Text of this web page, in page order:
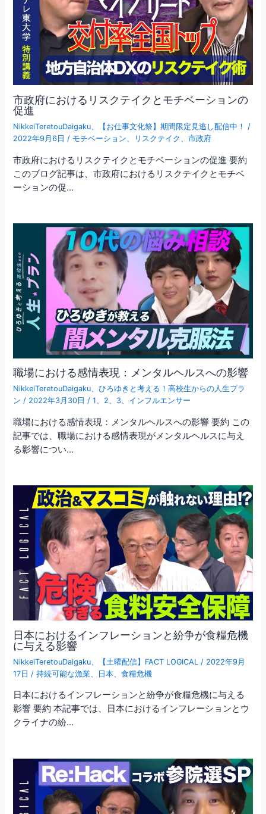
市政府におけるリスクテイクとモチベーションの
促進
NikkeiTeretouDaigaku、 【お仕事文化祭】期間限定見逃し配信中！ /
2022年9月6日 / モチベーション、 リスクテイク 、市政府
市政府におけるリスクテイクとモチベーションの促進 要約
このブログ記事は、市政府におけるリスクテイクとモチベ
ーションの促…
職場における感情表現：メンタルヘルスへの影響
NikkeiTeretouDaigaku、ひろゆきと考える！高校生からの人生プラ
ン / 2022年3月30日 /1、 2、 3、 インフルエンサー
職場における感情表現：メンタルヘルスへの影響 要約 この
記事では、職場における感情表現がメンタルヘルスに与え
る影響につい…
日本におけるインフレーションと紛争が食糧危機
に与える影響
NikkeiTeretouDaigaku 【土曜配信】FACT LOGICAL / 2022年9月
17日 /持続可能な漁業 日本 、食糧危機
日本におけるインフレーションと紛争が食糧危機に与える
影響 要約 本記事では、日本におけるインフレーションとウ
クライナの紛…